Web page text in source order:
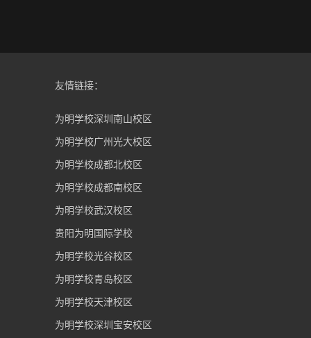
友情链接：
为明学校深圳南山校区
为明学校广州光大校区
为明学校成都北校区
为明学校成都南校区
为明学校武汉校区
贵阳为明国际学校
为明学校光谷校区
为明学校青岛校区
为明学校天津校区
为明学校深圳宝安校区